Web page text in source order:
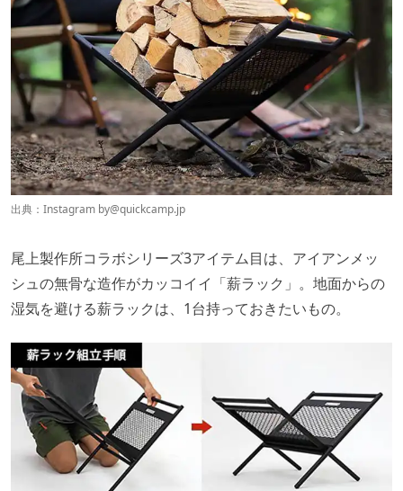
出典：Instagram by@quickcamp.jp
尾上製作所コラボシリーズ3アイテム目は、アイアンメッ
シュの無骨な造作がカッコイイ「薪ラック」。地面からの
湿気を避ける薪ラックは、1台持っておきたいもの。